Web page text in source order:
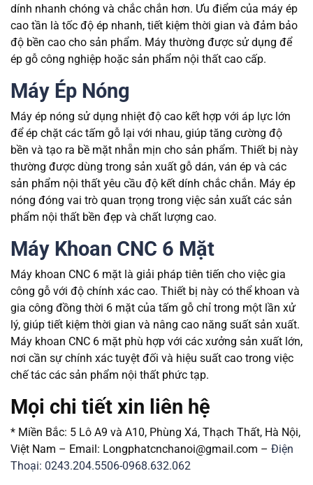
dính nhanh chóng và chắc chắn hơn. Ưu điểm của máy ép
cao tần là tốc độ ép nhanh, tiết kiệm thời gian và đảm bảo
độ bền cao cho sản phẩm. Máy thường được sử dụng để
ép gỗ công nghiệp hoặc sản phẩm nội thất cao cấp.
Máy Ép Nóng
Máy ép nóng sử dụng nhiệt độ cao kết hợp với áp lực lớn
để ép chặt các tấm gỗ lại với nhau, giúp tăng cường độ
bền và tạo ra bề mặt nhẵn mịn cho sản phẩm. Thiết bị này
thường được dùng trong sản xuất gỗ dán, ván ép và các
sản phẩm nội thất yêu cầu độ kết dính chắc chắn. Máy ép
nóng đóng vai trò quan trọng trong việc sản xuất các sản
phẩm nội thất bền đẹp và chất lượng cao.
Máy Khoan CNC 6 Mặt
Máy khoan CNC 6 mặt là giải pháp tiên tiến cho việc gia
công gỗ với độ chính xác cao. Thiết bị này có thể khoan và
gia công đồng thời 6 mặt của tấm gỗ chỉ trong một lần xử
lý, giúp tiết kiệm thời gian và nâng cao năng suất sản xuất.
Máy khoan CNC 6 mặt phù hợp với các xưởng sản xuất lớn,
nơi cần sự chính xác tuyệt đối và hiệu suất cao trong việc
chế tác các sản phẩm nội thất phức tạp.
Mọi chi tiết xin liên hệ
* Miền Bắc: 5 Lô A9 và A10, Phùng Xá, Thạch Thất, Hà Nội,
Việt Nam – Email: Longphatcnchanoi@gmail.com – Điện
Thoại: 0243.204.5506-0968.632.062